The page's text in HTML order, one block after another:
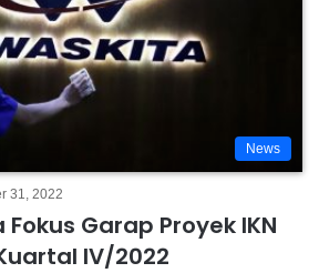
News
31, 2022
Garap Proyek IKN
IV/2022